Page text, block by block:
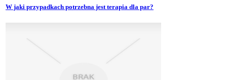
W jaki przypadkach potrzebna jest terapia dla par?